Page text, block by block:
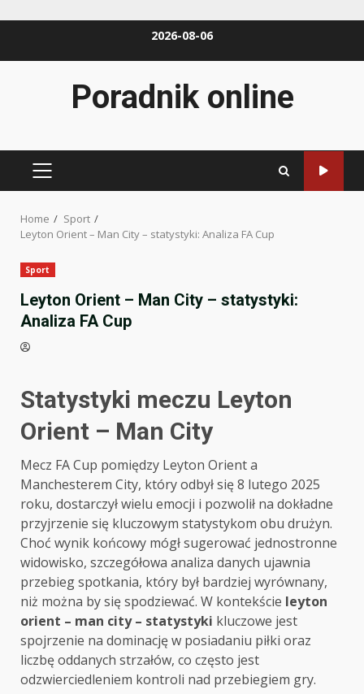
2026-08-06
Poradnik online
PRIMARY
Home
Sport
Leyton Orient – Man City – statystyki: Analiza FA Cup
Sport
Leyton Orient – Man City – statystyki:
Analiza FA Cup
Statystyki meczu Leyton
Orient – Man City
Mecz FA Cup pomiędzy Leyton Orient a
Manchesterem City, który odbył się 8 lutego 2025
roku, dostarczył wielu emocji i pozwolił na dokładne
przyjrzenie się kluczowym statystykom obu drużyn.
Choć wynik końcowy mógł sugerować jednostronne
widowisko, szczegółowa analiza danych ujawnia
przebieg spotkania, który był bardziej wyrównany,
niż można by się spodziewać. W kontekście leyton
orient – man city – statystyki kluczowe jest
spojrzenie na dominację w posiadaniu piłki oraz
liczbę oddanych strzałów, co często jest
odzwierciedleniem kontroli nad przebiegiem gry.